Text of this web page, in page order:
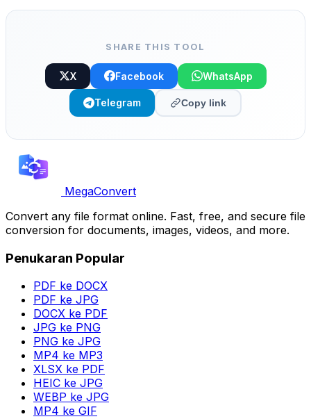
SHARE THIS TOOL
X Facebook WhatsApp
Telegram Copy link
MegaConvert
Convert any file format online. Fast, free, and secure file
conversion for documents, images, videos, and more.
Penukaran Popular
PDF ke DOCX
PDF ke JPG
DOCX ke PDF
JPG ke PNG
PNG ke JPG
MP4 ke MP3
XLSX ke PDF
HEIC ke JPG
WEBP ke JPG
MP4 ke GIF